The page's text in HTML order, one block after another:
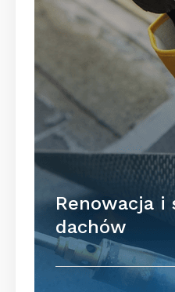
Renowacja i
dachów